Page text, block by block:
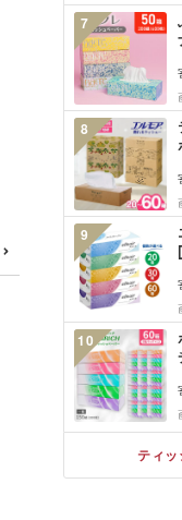
7
8
9
10
ティッ